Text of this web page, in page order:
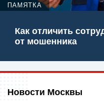
ПАМЯТКА
Как отличить
от мошенника
Новости Москвы